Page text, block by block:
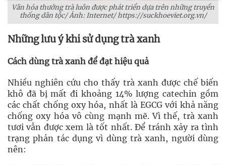
Văn hóa thưởng trà luôn được phát triển dựa trên những truyền
thống dân tộc/ Ảnh: Internet/ https://suckhoeviet.org.vn/
Những lưu ý khi sử dụng trà xanh
Cách dùng trà xanh để đạt hiệu quả
Nhiều nghiên cứu cho thấy trà xanh được chế biến
khô đã bị mất đi khoảng 14% lượng catechin gồm
các chất chống oxy hóa, nhất là EGCG với khả năng
chống oxy hóa vô cùng mạnh mẽ. Vì thế, trà xanh
tươi vẫn được xem là tốt nhất. Để tránh xảy ra tình
trạng phản tác dụng vì dùng trà xanh, người dùng
nên: